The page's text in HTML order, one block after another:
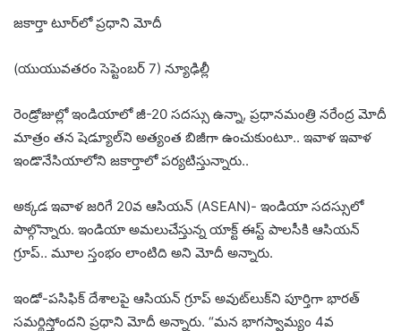
జకార్తా టూర్‌లో ప్రధాని మోదీ
(యుయువతరం సెప్టెంబర్ 7) న్యూఢిల్లీ
రెండ్రోజుల్లో ఇండియాలో జీ-20 సదస్సు ఉన్నా, ప్రధానమంత్రి నరేంద్ర మోదీ
మాత్రం తన షెడ్యూల్‌ని అత్యంత బిజీగా ఉంచుకుంటూ.. ఇవాళ ఇవాళ
ఇండొనేసియాలోని జకార్తాలో పర్యటిస్తున్నారు..
అక్కడ ఇవాళ జరిగే 20వ ఆసియన్ (ASEAN)- ఇండియా సదస్సులో
పాల్గొన్నారు. ఇండియా అమలుచేస్తున్న యాక్ట్ ఈస్ట్ పాలసీకి ఆసియన్
గ్రూప్.. మూల స్తంభం లాంటిది అని మోదీ అన్నారు.
ఇండో-పసిఫిక్ దేశాలపై ఆసియన్ గ్రూప్ అవుట్‌లుక్‌ని పూర్తిగా భారత్
సమర్థిస్తోందని ప్రధాని మోదీ అన్నారు. “మన భాగస్వామ్యం 4వ